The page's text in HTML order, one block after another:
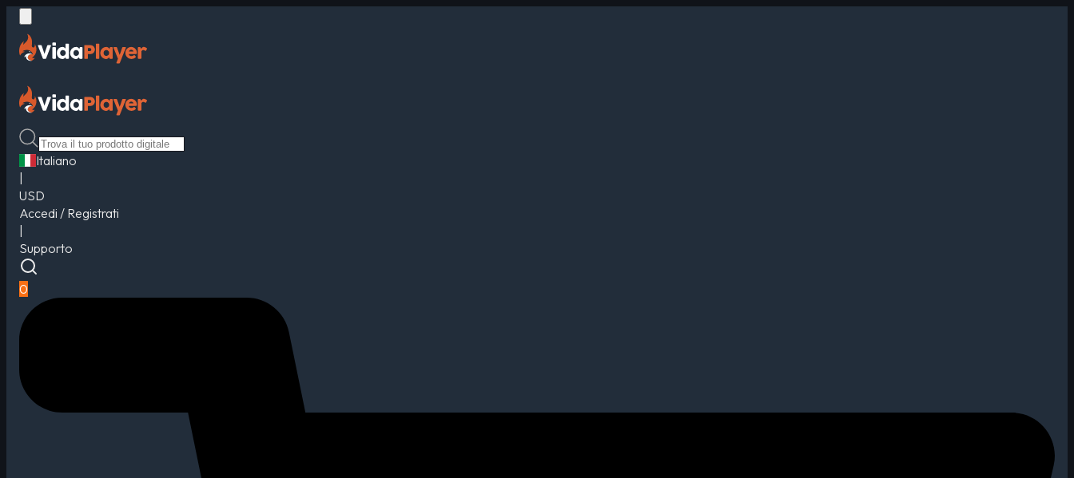
Italiano
USD
Accedi / Registrati
Supporto
0